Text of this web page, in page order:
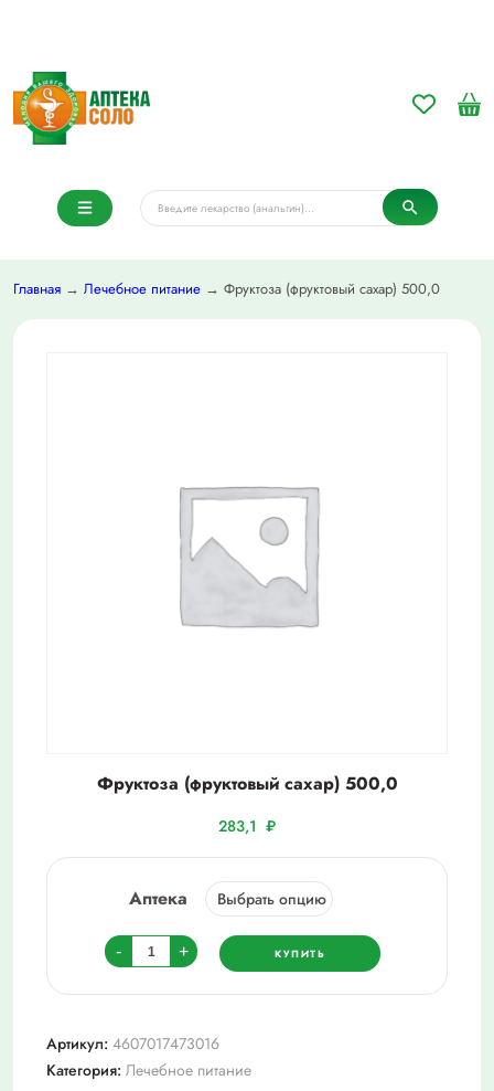
Главная → Лечебное питание → Фруктоза (фруктовый сахар) 500,0
Фруктоза (фруктовый сахар) 500,0
283,1 ₽
Аптека
-
Количество
товара
Фруктоза
сахар)
500,0
+ КУПИТЬ
Артикул: 4607017473016
Категория: Лечебное питание